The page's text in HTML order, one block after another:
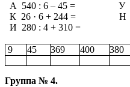
А 540 : 6 – 45
К 26 · 6 + 244 = Н
И 280 : 4 + 310 =
9 45 369 400 380
Группа № 4.